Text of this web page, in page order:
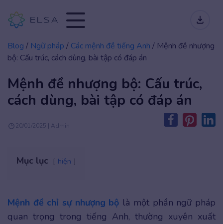
Blog / Ngữ pháp / Các mệnh đề tiếng Anh / Mệnh đề nhượng
bộ: Cấu trúc, cách dùng, bài tập có đáp án
Mệnh đề nhượng bộ: Cấu trúc,
cách dùng, bài tập có đáp án
20/01/2025 | Admin
Mục lục hiện
Mệnh đề chỉ sự nhượng bộ là một phần ngữ pháp
quan trọng trong tiếng Anh, thường xuyên xuất